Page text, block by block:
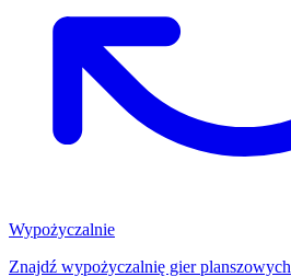
Wypożyczalnie
Znajdź wypożyczalnię gier planszowych